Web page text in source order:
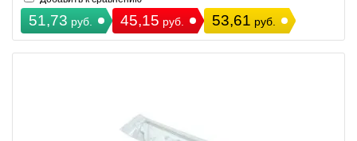
51,73 руб. 45,15 руб. 53,61 руб.